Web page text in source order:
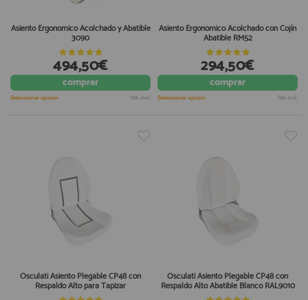
Asiento Ergonomico Acolchado y Abatible
3090
494,50€
comprar
Seleccionar opción IVA incl.
Asiento Ergonómico Acolchado con Cojín
Abatible RM52
294,50€
comprar
Seleccionar opción IVA incl.
Osculati Asiento Plegable CP48 con
Respaldo Alto para Tapizar
Osculati Asiento Plegable CP48 con
Respaldo Alto Abatible Blanco RAL9010